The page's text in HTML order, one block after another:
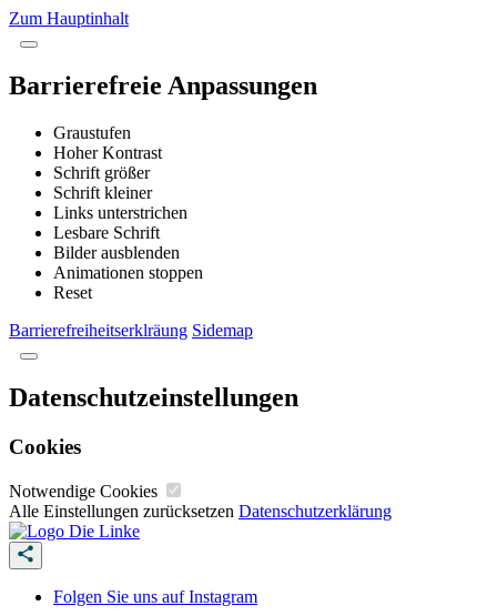
Zum Hauptinhalt
Barrierefreie Anpassungen
Graustufen
Hoher Kontrast
Schrift größer
Schrift kleiner
Links unterstrichen
Lesbare Schrift
Bilder ausblenden
Animationen stoppen
Reset
Barrierefreiheitserklräung Sidemap
Datenschutzeinstellungen
Cookies
Notwendige Cookies
Alle Einstellungen zurücksetzen Datenschutzerklärung
Folgen Sie uns auf Instagram